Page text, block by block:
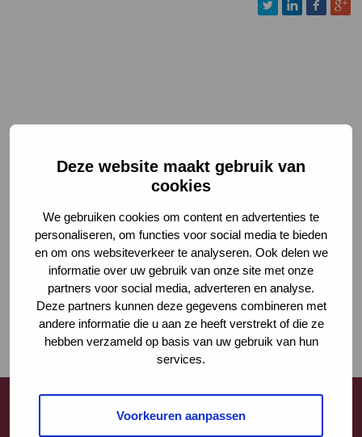
Deze website maakt gebruik van
cookies
We gebruiken cookies om content en advertenties te
personaliseren, om functies voor social media te bieden
en om ons websiteverkeer te analyseren. Ook delen we
informatie over uw gebruik van onze site met onze
partners voor social media, adverteren en analyse.
Deze partners kunnen deze gegevens combineren met
andere informatie die u aan ze heeft verstrekt of die ze
hebben verzameld op basis van uw gebruik van hun
services.
Voorkeuren aanpassen